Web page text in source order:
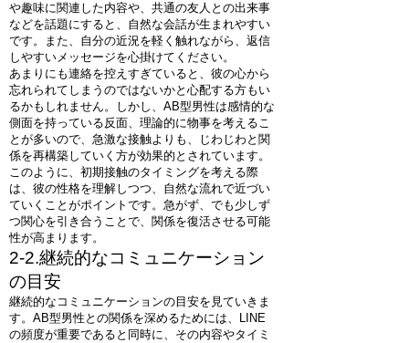
や趣味に関連した内容や、共通の友人との出来事
などを話題にすると、自然な会話が生まれやすい
です。また、自分の近況を軽く触れながら、返信
しやすいメッセージを心掛けてください。
あまりにも連絡を控えすぎていると、彼の心から
忘れられてしまうのではないかと心配する方もい
るかもしれません。しかし、AB型男性は感情的な
側面を持っている反面、理論的に物事を考えるこ
とが多いので、急激な接触よりも、じわじわと関
係を再構築していく方が効果的とされています。
このように、初期接触のタイミングを考える際
は、彼の性格を理解しつつ、自然な流れで近づい
ていくことがポイントです。急がず、でも少しず
つ関心を引き合うことで、関係を復活させる可能
性が高まります。
2-2.継続的なコミュニケーション
の目安
継続的なコミュニケーションの目安を見ていきま
す。AB型男性との関係を深めるためには、LINE
の頻度が重要であると同時に、その内容やタイミ